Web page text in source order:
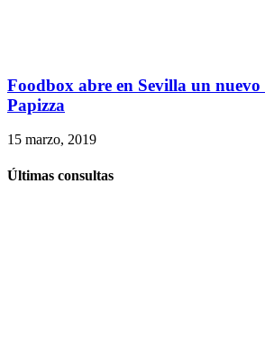
Foodbox abre en Sevilla un nuevo
Papizza
15 marzo, 2019
Últimas consultas